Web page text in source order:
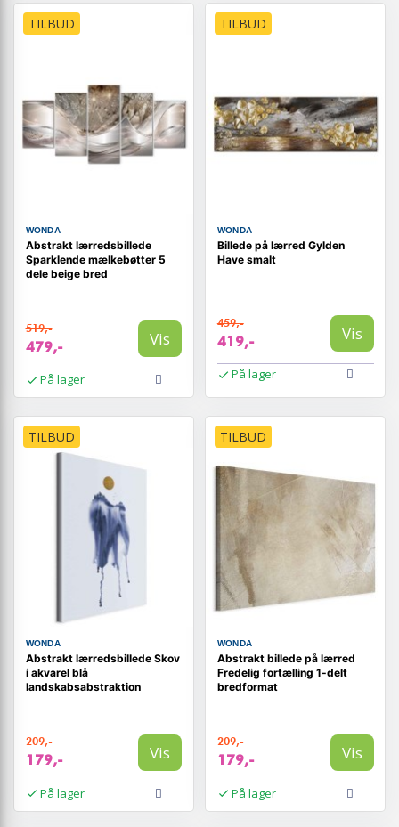
TILBUD
WONDA
Abstrakt lærredsbillede
Sparklende mælkebøtter 5
dele beige bred
519,-
479,- Vis
På lager
TILBUD
WONDA
Billede på lærred Gylden
Have smalt
459,-
419,- Vis
På lager
TILBUD
WONDA
Abstrakt lærredsbillede Skov
i akvarel blå
landskabsabstraktion
209,-
179,- Vis
På lager
TILBUD
WONDA
Abstrakt billede på lærred
Fredelig fortælling 1-delt
bredformat
209,-
179,- Vis
På lager